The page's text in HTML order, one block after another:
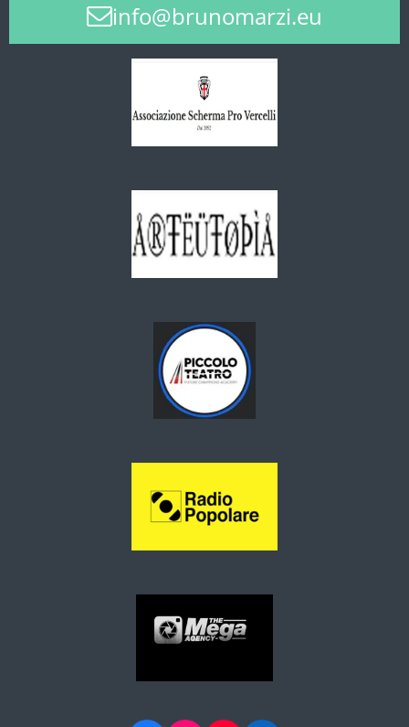
info@brunomarzi.eu